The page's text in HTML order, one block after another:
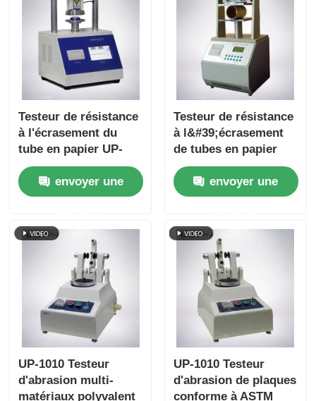
Testeur de résistance
à l'écrasement du
tube en papier UP-
6034 avec réglage de
vitesse de test
multiple Protection
conformité ISO11093-
envoyer une
Testeur de résistance
à l&#39;écrasement
de tubes en papier
convivial UP-6034,
avec interface à écran
tactile et fonction de
envoyer une
UP-1010 Testeur
d'abrasion multi-
matériaux polyvalent
UP-1010 Testeur
d'abrasion de plaques
conforme à ASTM